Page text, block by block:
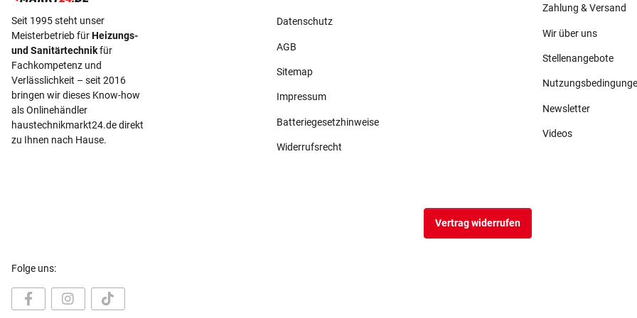
Seit 1995 steht unser
Meisterbetrieb fürHeizungs-
und Sanitärtechnikfür
Fachkompetenz und
Verlässlichkeit – seit 2016
bringen wir dieses Know-how
als Onlinehändler
haustechnikmarkt24.de direkt
zu Ihnen nach Hause.
Datenschutz
AGB
Sitemap
Impressum
Batteriegesetzhinweise
Widerrufsrecht
Zahlung & Versand
Wir über uns
Stellenangebote
Newsletter
Videos
Vertrag widerrufen
Folge uns: